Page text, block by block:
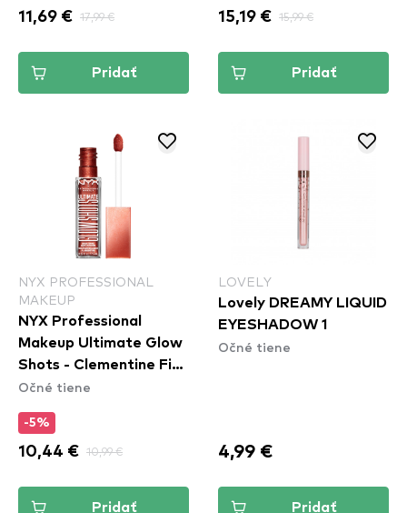
11,69 € 17,99 €
Pridať
15,19 € 15,99 €
Pridať
NYX PROFESSIONAL
MAKEUP
NYX Professional
Makeup Ultimate Glow
Shots - Clementine Fine
(UGS011)
Očné tiene
-5%
10,44 € 10,99 €
Pridať
LOVELY
Lovely DREAMY LIQUID
EYESHADOW 1
Očné tiene
4,99 €
Pridať